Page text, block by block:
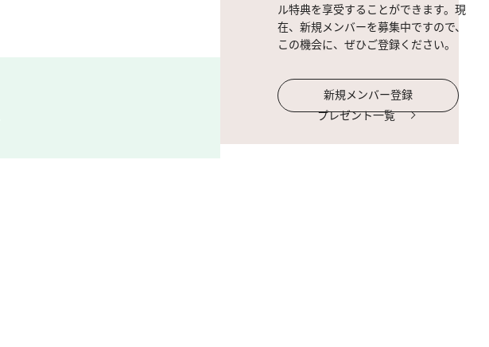
ル特典を享受することができます。現
在、新規メンバーを募集中ですので、
この機会に、ぜひご登録ください。
新規メンバー登録
プレゼント一覧